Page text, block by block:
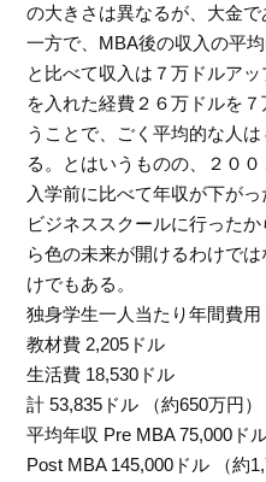
の大きさは異なるが、大金
一方で、MBA後の収入の平
と比べて収入は７万ドルア
を入れた経費２６万ドルを
うことで、ごく平均的な人
る。とはいうものの、２０
入学前に比べて年収が下が
ビジネススクールに行った
ら色の未来が開けるわけで
けでもある。
独身学生一人当たり年間費用
教材費 2,205ドル
生活費 18,530ドル
計 53,835ドル （約650万円）
平均年収 Pre MBA 75,000ド
Post MBA 145,000ドル （約